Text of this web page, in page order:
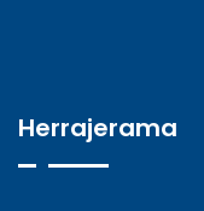
Herrajerama